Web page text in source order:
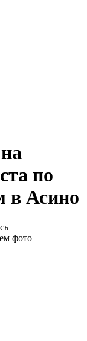
по
в Асино
фото